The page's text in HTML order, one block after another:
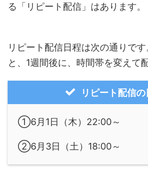
る「リピート配信」はあります。
リピート配信日程は次の通りで
と、1週間後に、時間帯を変えて
リピート配信の
①6月1日（木）22:00～
②6月3日（土）18:00～